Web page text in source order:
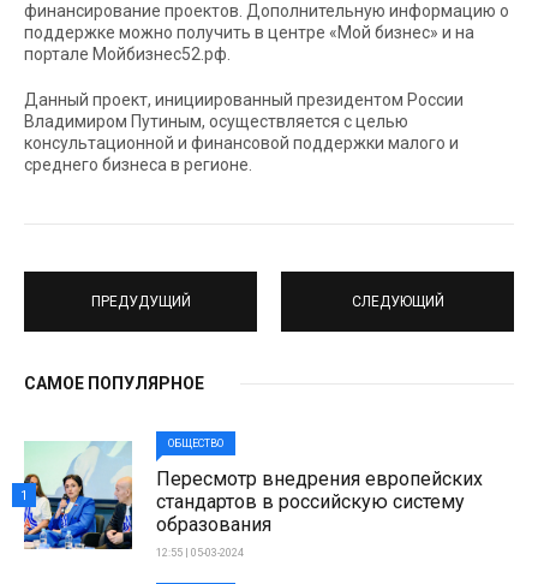
финансирование проектов. Дополнительную информацию о
поддержке можно получить в центре «Мой бизнес» и на
портале Мойбизнес52.рф.
Данный проект, инициированный президентом России
Владимиром Путиным, осуществляется с целью
консультационной и финансовой поддержки малого и
среднего бизнеса в регионе.
ПРЕДУДУЩИЙ СЛЕДУЮЩИЙ
САМОЕ ПОПУЛЯРНОЕ
ОБЩЕСТВО
Пересмотр внедрения европейских
стандартов в российскую систему
образования
12:55 | 05-03-2024
1